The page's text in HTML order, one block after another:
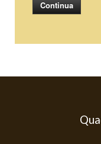
Continua